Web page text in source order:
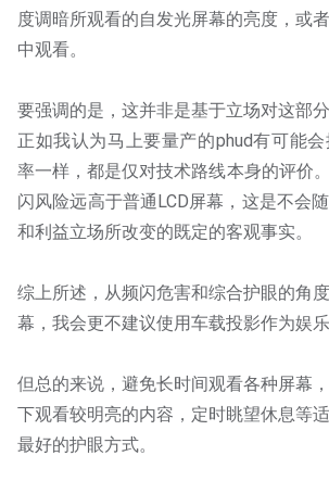
度调暗所观看的自发光屏幕的亮度，或
中观看。
要强调的是，这并非是基于立场对这部
正如我认为马上要量产的phud有可能
率一样，都是仅对技术路线本身的评价
闪风险远高于普通LCD屏幕，这是不会
和利益立场所改变的既定的客观事实。
综上所述，从频闪危害和综合护眼的角
幕，我会更不建议使用车载投影作为娱乐
但总的来说，避免长时间观看各种屏幕
下观看较明亮的内容，定时眺望休息等
最好的护眼方式。